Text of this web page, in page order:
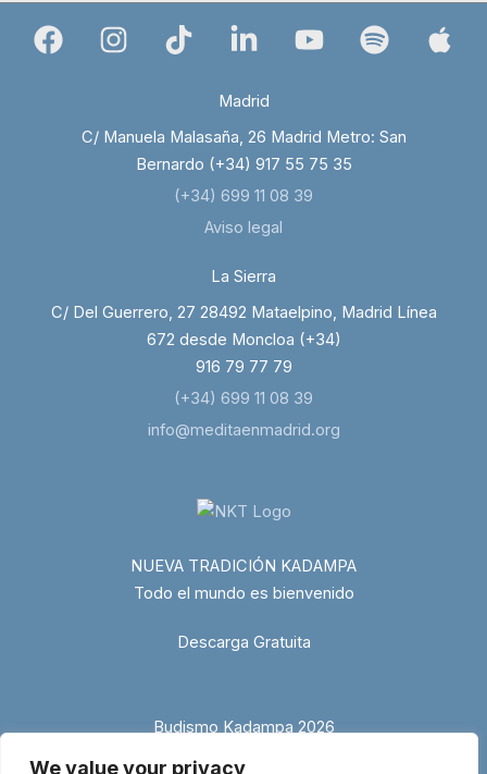
We value your privacy
Madrid
C/ Manuela Malasaña, 26 Madrid Metro: San
Bernardo (+34) 917 55 75 35
(+34) 699 11 08 39
Aviso legal
La Sierra
C/ Del Guerrero, 27 28492 Mataelpino, Madrid Línea
672 desde Moncloa (+34)
916 79 77 79
(+34) 699 11 08 39
info@meditaenmadrid.org
NUEVA TRADICIÓN KADAMPA
Todo el mundo es bienvenido
Descarga Gratuita
Budismo Kadampa 2026